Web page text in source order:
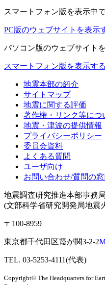
スマートフォン版 を表示中で
PC版のウェブサイトを表示
パソコン版のウェブサイト
スマートフォン版を表示する
地震本部の紹介
サイトマップ
地震に関する評価
著作権・リンク等につ
地震・津波の提供情報
プライバシーポリシー
委員会資料
よくある質問
ユーザ向け
お問い合わせ/質問の窓
地震調査研究推進本部事務局
(文部科学省研究開発局地震
〒100-8959
東京都千代田区霞が関3-2-2
TEL. 03-5253-4111(代表)
Copyright© The Headquarters for